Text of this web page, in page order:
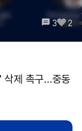
3 2
삭제 촉구…중동